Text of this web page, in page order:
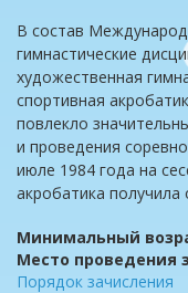
В состав
гимнастические
художественная
спортивная
повлекло
и проведения
июле 1984 года на
акробатика получила
Минимальный
Место
Порядок зачисления